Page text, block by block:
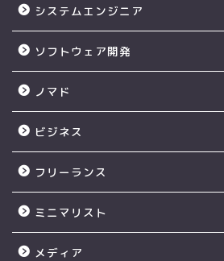
システムエンジニア
ソフトウェア開発
ノマド
ビジネス
フリーランス
ミニマリスト
メディア